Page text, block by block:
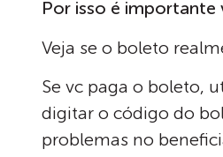
Por isso é
Veja se o boleto
Se vc paga o boleto,
digitar o código do
problemas no